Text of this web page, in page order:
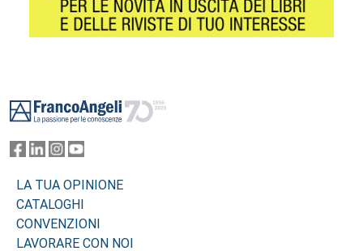
LA TUA OPINIONE
CATALOGHI
CONVENZIONI
LAVORARE CON NOI